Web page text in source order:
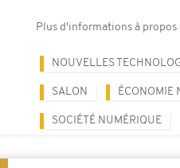
Plus d'informations à propos
NOUVELLES
SALON ÉCONOMIE
SOCIÉTÉ NUMÉRIQUE